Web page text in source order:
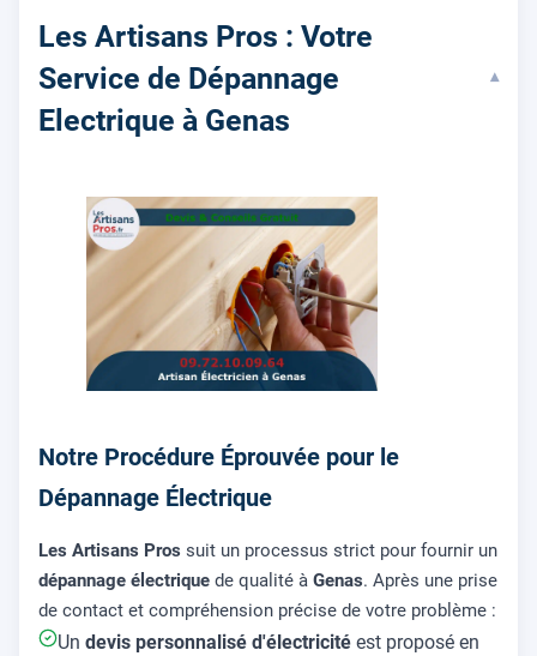
Les Artisans Pros : Votre
Service de Dépannage
Electrique à Genas
▾
Notre Procédure Éprouvée pour le
Dépannage Électrique
Les Artisans Pros suit un processus strict pour fournir un
dépannage électrique de qualité à Genas. Après une prise
de contact et compréhension précise de votre problème :
Un devis personnalisé d'électricité est proposé en